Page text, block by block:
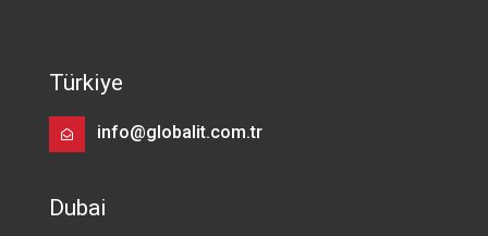
Türkiye
info@globalit.com.tr
Dubai